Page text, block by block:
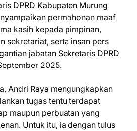
DPRD Kabupaten Murung
permohonan maaf
kasih kepada pimpinan,
sekretariat, serta insan pers
jabatan Sekretaris DPRD
2025.
Andri Raya mengungkapkan
tugas tentu terdapat
maupun perbuatan yang
Untuk itu, ia dengan tulus